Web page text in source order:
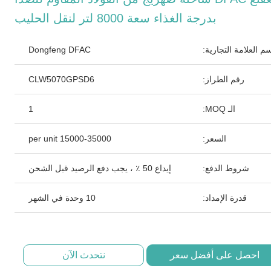
بدرجة الغذاء سعة 8000 لتر لنقل الحليب
العلامة التجارية: Dongfeng DFAC
رقم الطراز: CLW5070GPSD6
الـ MOQ: 1
السعر: 15000-35000 per unit
شروط الدفع: إيداع 50 ٪ ، يجب دفع الرصيد قبل الشحن
قدرة الإمداد: 10 وحدة في الشهر
احصل على أفضل سعر نتحدث الآن